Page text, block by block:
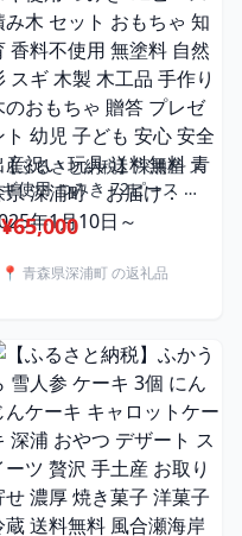
【ふるさと納税】深浦産 ス
ギ使用 つみき 72ピース 積
み木 セット おもちゃ 知育
香料不使用 無塗料 自然 杉
のおもちゃ 贈答 プレゼン
県 深浦町 お届け：2025
年1月10日～
¥65,000
📍 青森県深浦町 の返礼品